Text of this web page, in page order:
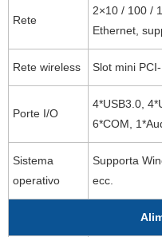
Rete
2×10 / 100 /
Ethernet,
Rete wireless Slot mini
Porte I/O
4*USB3.0,
6*COM,
Sistema
operativo
Supporta
ecc.